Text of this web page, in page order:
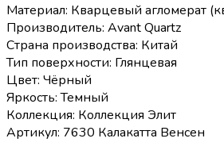
Материал: Кварцевый агломерат
Производитель: Avant Quartz
Страна производства: Китай
Тип поверхности: Глянцевая
Цвет: Чёрный
Яркость: Темный
Коллекция: Коллекция Элит
Артикул: 7630 Калакатта Венсен